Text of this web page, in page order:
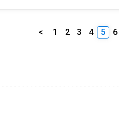
< 1 2 3 4 5 6